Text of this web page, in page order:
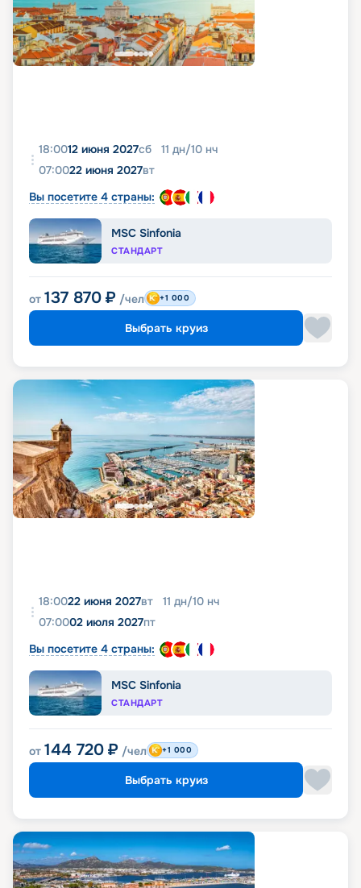
18:0012 июня 2027сб 11 дн/10 нч
07:0022 июня 2027вт
Вы посетите 4 страны:
MSC Sinfonia
СТАНДАРТ
от 137 870 ₽ /чел +1 000
Выбрать круиз
18:0022 июня 2027вт 11 дн/10 нч
07:0002 июля 2027пт
Вы посетите 4 страны:
MSC Sinfonia
СТАНДАРТ
от 144 720 ₽ /чел +1 000
Выбрать круиз